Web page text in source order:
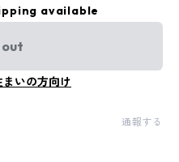
available
out
いの方向け
通報する